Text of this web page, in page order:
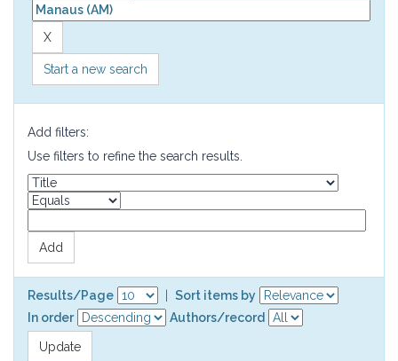
Start a new search
Add filters:
Use filters to refine the search results.
Results/Page
Sort items by
In order
Authors/record